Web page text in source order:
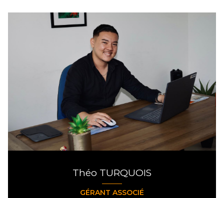
Théo TURQUOIS
GÉRANT ASSOCIÉ